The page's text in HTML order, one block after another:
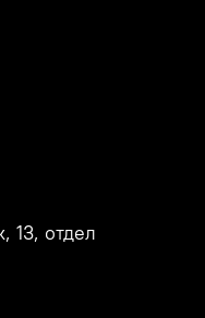
13, отдел